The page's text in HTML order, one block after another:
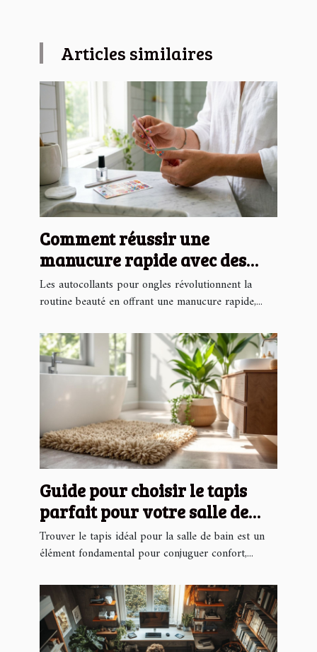
Articles similaires
Comment réussir une
manucure rapide avec des
autocollants pour ongles ?
Les autocollants pour ongles révolutionnent la
routine beauté en offrant une manucure rapide,...
Guide pour choisir le tapis
parfait pour votre salle de
bain
Trouver le tapis idéal pour la salle de bain est un
élément fondamental pour conjuguer confort,...